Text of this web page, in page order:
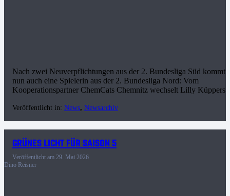
Nach zwei Neuverpflichtungen aus der 2. Bundesliga Süd kommt
nun auch eine Spielerin aus der 2. Bundesliga Nord: Vom
Kooperationspartner ChemCats Chemnitz wechselt Lilly
Veröffentlicht in: News, Newsarchiv
GRÜNES LICHT FÜR SAISON 5
Veröffentlicht am 29. Mai 2026
Dino Reisner